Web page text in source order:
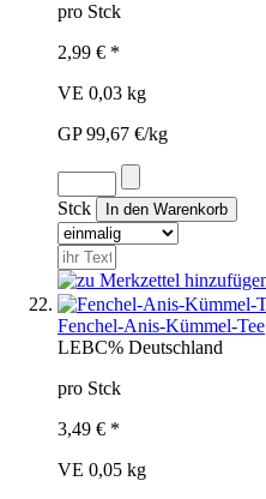
pro Stck
2,99 € *
VE 0,03 kg
GP 99,67 €/kg
Stck
Fenchel-Anis-Kümmel-Tee
LEBC% Deutschland
pro Stck
3,49 € *
VE 0,05 kg